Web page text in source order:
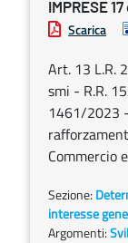
IMPRESE
Scarica
Art. 13 L.R.
smi - R.R.
1461/2023
Commercio
Sezione:
interesse
Argomenti: